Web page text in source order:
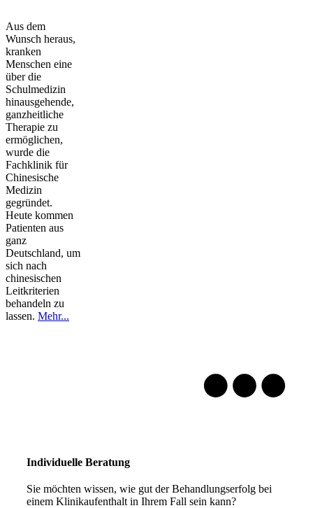
Aus dem
Wunsch heraus,
kranken
Menschen eine
über die
Schulmedizin
hinausgehende,
ganzheitliche
Therapie zu
ermöglichen,
wurde die
Fachklinik für
Chinesische
Medizin
gegründet.
Heute kommen
Patienten aus
ganz
Deutschland, um
sich nach
chinesischen
Leitkriterien
behandeln zu
lassen. Mehr...
Individuelle Beratung
Sie möchten wissen, wie gut der Behandlungserfolg bei
einem Klinikaufenthalt in Ihrem Fall sein kann?